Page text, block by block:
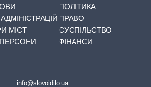
МІСТ
ПЕРСОНИ
ПОЛІТИКА
ПРАВО
СУСПІЛЬСТВО
ФІНАНСИ
info@slovoidilo.ua